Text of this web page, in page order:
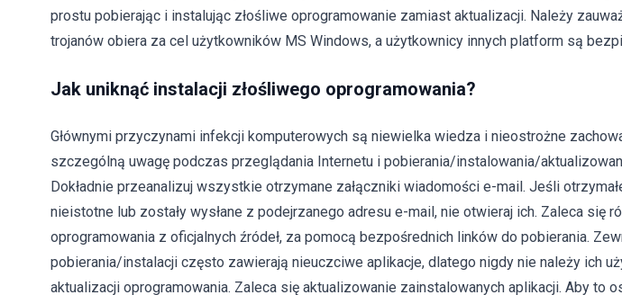
prostu pobierając i instalując złośliwe oprogramowanie zamiast aktualizacji. Należy
trojanów obiera za cel użytkowników MS Windows, a użytkownicy innych platform są
Jak uniknąć instalacji złośliwego oprogramowania?
Głównymi przyczynami infekcji komputerowych są niewielka wiedza i nieostrożne
szczególną uwagę podczas przeglądania Internetu i pobierania/instalowania/
Dokładnie przeanalizuj wszystkie otrzymane załączniki wiadomości e-mail. Jeśli
nieistotne lub zostały wysłane z podejrzanego adresu e-mail, nie otwieraj ich. Zaleca się
oprogramowania z oficjalnych źródeł, za pomocą bezpośrednich linków do pobierania.
pobierania/instalacji często zawierają nieuczciwe aplikacje, dlatego nigdy nie należy ich
aktualizacji oprogramowania. Zaleca się aktualizowanie zainstalowanych aplikacji. Aby to